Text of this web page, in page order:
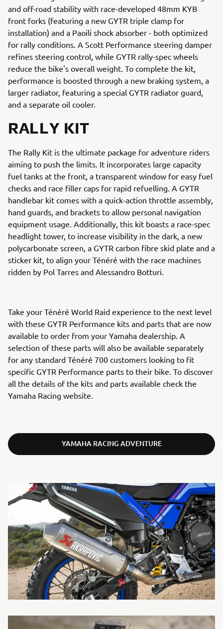
and off-road stability with race-developed 48mm KYB
front forks (featuring a new GYTR triple clamp for
installation) and a Paoili shock absorber - both optimized
for rally conditions. A Scott Performance steering damper
refines steering control, while GYTR rally-spec wheels
reduce the bike's overall weight. To complete the kit,
performance is boosted through a new braking system, a
larger radiator, featuring a special GYTR radiator guard,
and a separate oil cooler.
RALLY KIT
The Rally Kit is the ultimate package for adventure riders
aiming to push the limits. It incorporates large capacity
fuel tanks at the front, a transparent window for easy fuel
checks and race filler caps for rapid refuelling. A GYTR
handlebar kit comes with a quick-action throttle assembly,
hand guards, and brackets to allow personal navigation
equipment usage. Additionally, this kit boasts a race-spec
headlight tower, to increase visibility in the dark, a new
polycarbonate screen, a GYTR carbon fibre skid plate and a
sticker kit, to align your Ténéré with the race machines
ridden by Pol Tarres and Alessandro Botturi.
Take your Ténéré World Raid experience to the next level
with these GYTR Performance kits and parts that are now
available to order from your Yamaha dealership. A
selection of these parts will also be available separately
for any standard Ténéré 700 customers looking to fit
specific GYTR Performance parts to their bike. To discover
all the details of the kits and parts available check the
Yamaha Racing website.
YAMAHA RACING ADVENTURE